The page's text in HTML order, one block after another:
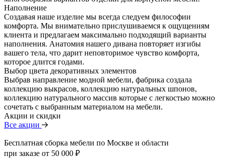
Наполнение
Создавая наше изделие мы всегда следуем философии
комфорта. Мы внимательно прислушиваемся к ощущениям
клиента и предлагаем максимально подходящий варианты
наполнения. Анатомия нашего дивана повторяет изгибы
вашего тела, что дарит неповторимое чувство комфорта,
которое длится годами.
Выбор цвета декоративных элементов
Выбрав направление модной мебели, фабрика создала
коллекцию выкрасов, коллекцию натуральных шпонов,
коллекцию натурального массив которые с легкостью можно
сочетать с выбранным материалом на мебели.
Акции и скидки
Все акции
Бесплатная сборка мебели по Москве и области
при заказе от 50 000 ₽